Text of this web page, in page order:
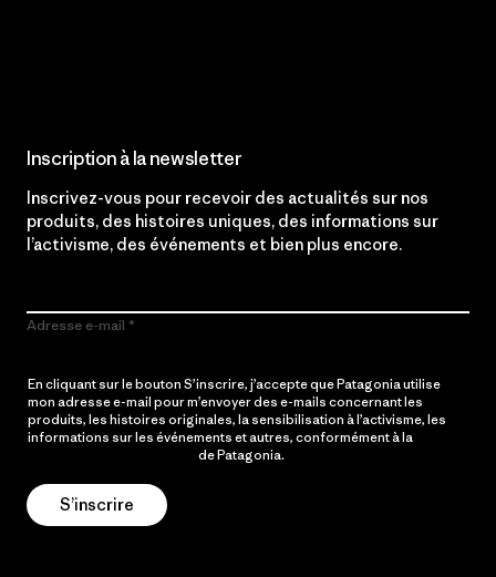
Inscription à la newsletter
Inscrivez-vous pour recevoir des actualités sur nos
produits, des histoires uniques, des informations sur
l’activisme, des événements et bien plus encore.
Adresse e-mail
En cliquant sur le bouton S’inscrire, j’accepte que Patagonia utilise
mon adresse e-mail pour m’envoyer des e-mails concernant les
produits, les histoires originales, la sensibilisation à l’activisme, les
informations sur les événements et autres, conformément à la
de Patagonia.
S’inscrire